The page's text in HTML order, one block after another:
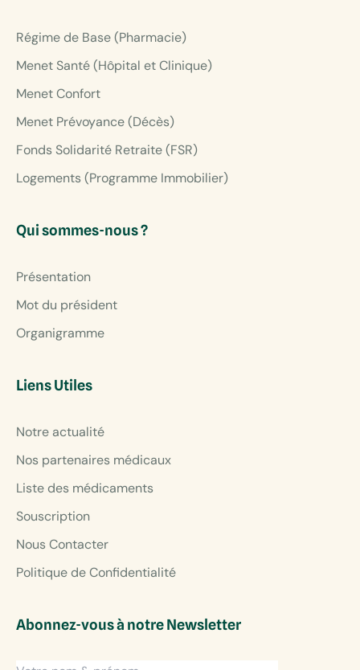
Régime de Base (Pharmacie)
Menet Santé (Hôpital et Clinique)
Menet Confort
Menet Prévoyance (Décès)
Fonds Solidarité Retraite (FSR)
Logements (Programme Immobilier)
Qui sommes-nous ?
Présentation
Mot du président
Organigramme
Liens Utiles
Notre actualité
Nos partenaires médicaux
Liste des médicaments
Souscription
Nous Contacter
Politique de Confidentialité
Abonnez-vous à notre Newsletter